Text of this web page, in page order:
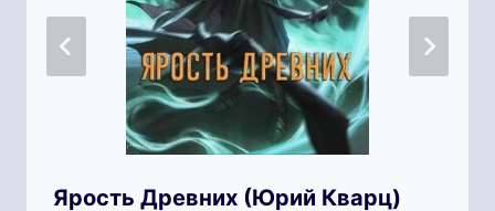
Ярость Древних (Юрий Кварц)